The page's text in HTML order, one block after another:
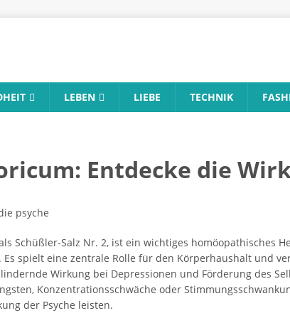
LEBEN LIEBE TECHNIK
Entdecke die
Schüßler-Salz Nr. 2, ist ein wichtiges homöopathisches
spielt eine zentrale Rolle für den Körperhaushalt und
Wirkung bei Depressionen und Förderung des
Konzentrationsschwäche oder
der Psyche leisten.